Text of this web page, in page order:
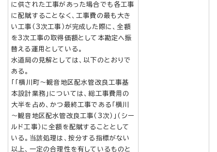
に供された工事があった場合でも各工事
に配賦することなく、工事費の最も大き
い工事（3次工事）が完成した際に、全額
を3次工事の取得価額として本勘定へ振
替える運用としている。
水道局の見解としては、以下のとおりで
ある。
「「横川町～観音地区配水管改良工事基
本設計業務」については、総工事費用の
大半を占め、かつ最終工事である「横川
～観音地区配水管改良工事（3次）」（シー
ルド工事）に全額を配賦することとして
いる。当該処理は、按分する指標がない
以上、一定の合理性を有しているものと